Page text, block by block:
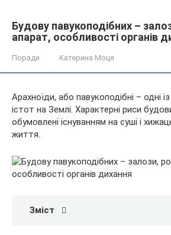
Будову павукоподібних –
апарат, особливості органів
Поради Катерина Моця
Арахноїди, або павукоподібні – одні
істот на Землі. Характерні риси
обумовлені існуванням на суші і
життя.
Зміст